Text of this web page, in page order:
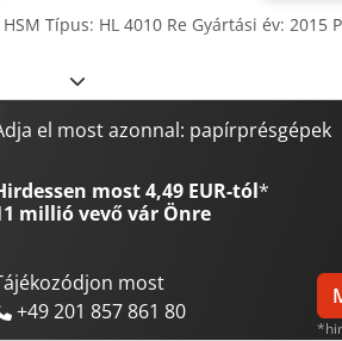
Típus: HL 4010 Re Gyártási év: 2015
el most azonnal: papírprésgépek
most 4,49 EUR-tól*
millió vevővár Önre
most
+49 201 857 861 80